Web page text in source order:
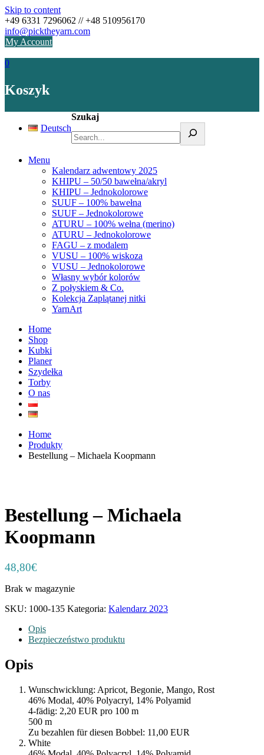
Skip to content
+49 6331 7296062 // +48 510956170
info@picktheyarn.com
My Account
0
Koszyk
Deutsch
Szukaj
Menu
Kalendarz adwentowy 2025
KHIPU – 50/50 bawełna/akryl
KHIPU – Jednokolorowe
SUUF – 100% bawełna
SUUF – Jednokolorowe
ATURU – 100% wełna (merino)
ATURU – Jednokolorowe
FAGU – z modalem
VUSU – 100% wiskoza
VUSU – Jednokolorowe
Własny wybór kolorów
Z połyskiem & Co.
Kolekcja Zaplątanej nitki
YarnArt
Home
Shop
Kubki
Planer
Szydełka
Torby
O nas
Home
Produkty
Bestellung – Michaela Koopmann
Bestellung – Michaela
Koopmann
48,80€
Brak w magazynie
SKU: 1000-135 Kategoria: Kalendarz 2023
Opis
Bezpieczeństwo produktu
Opis
Wunschwicklung: Apricot, Begonie, Mango, Rost
46% Modal, 40% Polyacryl, 14% Polyamid
4-fädig: 2,20 EUR pro 100 m
500 m
Zu bezahlen für diesen Bobbel: 11,00 EUR
White